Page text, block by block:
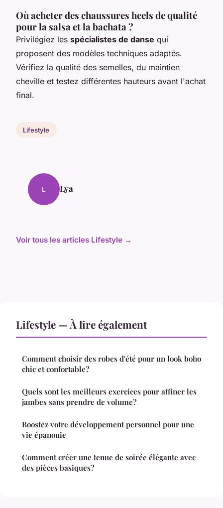
Où acheter des chaussures heels de qualité
pour la salsa et la bachata ?
Privilégiez les spécialistes de danse qui
proposent des modèles techniques adaptés.
Vérifiez la qualité des semelles, du maintien
cheville et testez différentes hauteurs avant l'achat
final.
Lifestyle
L Lya
Voir tous les articles Lifestyle →
Lifestyle — À lire également
Comment choisir des robes d'été pour un look boho
chic et confortable?
Quels sont les meilleurs exercices pour affiner les
jambes sans prendre de volume?
Boostez votre développement personnel pour une
vie épanouie
Comment créer une tenue de soirée élégante avec
des pièces basiques?